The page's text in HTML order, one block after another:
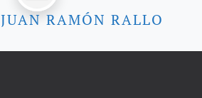
JUAN RAMÓN RALLO